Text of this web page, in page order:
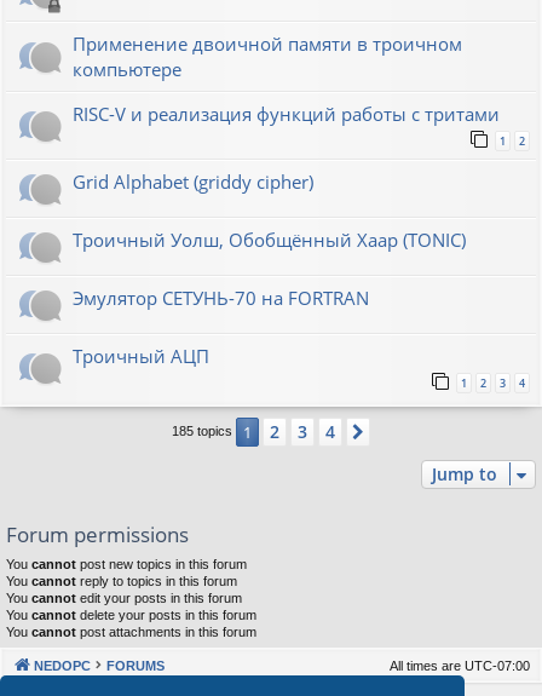
Применение двоичной памяти в троичном
компьютере
RISC-V и реализация функций работы с тритами
1 2
Grid Alphabet (griddy cipher)
Троичный Уолш, Обобщённый Хаар (TONIC)
Эмулятор СЕТУНЬ-70 на FORTRAN
Троичный АЦП
1 2 3 4
185 topics 1 2 3 4
Jump to
Forum permissions
You cannot post new topics in this forum
You cannot reply to topics in this forum
You cannot edit your posts in this forum
You cannot delete your posts in this forum
You cannot post attachments in this forum
NEDOPC FORUMS All times are UTC-07:00